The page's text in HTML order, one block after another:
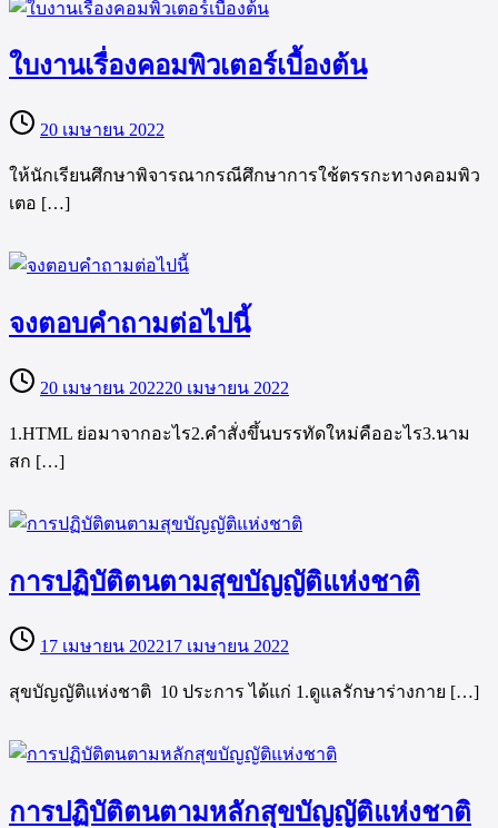
ใบงานเรื่องคอมพิวเตอร์เบื้องต้น
20 เมษายน 2022
ให้นักเรียนศึกษาพิจารณากรณีศึกษาการใช้ตรรกะทางคอมพิว
เตอ […]
จงตอบคำถามต่อไปนี้
20 เมษายน 202220 เมษายน 2022
1.HTML ย่อมาจากอะไร2.คำสั่งขึ้นบรรทัดใหม่คืออะไร3.นาม
สก […]
การปฏิบัติตนตามสุขบัญญัติแห่งชาติ
17 เมษายน 202217 เมษายน 2022
สุขบัญญัติแห่งชาติ 10 ประการ ได้แก่ 1.ดูแลรักษาร่างกาย […]
การปฏิบัติตนตามหลักสุขบัญญัติแห่งชาติ